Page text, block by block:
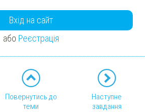
Вхід на сайт
або Реєстрація
Повернутись до
теми
Наступне
завдання